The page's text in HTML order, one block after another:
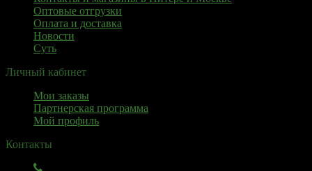
Оптовые отгрузки
Оплата и доставка
Новости
Суть
Личный кабинет
Мои заказы
Партнерская программа
Мой профиль
Контакты